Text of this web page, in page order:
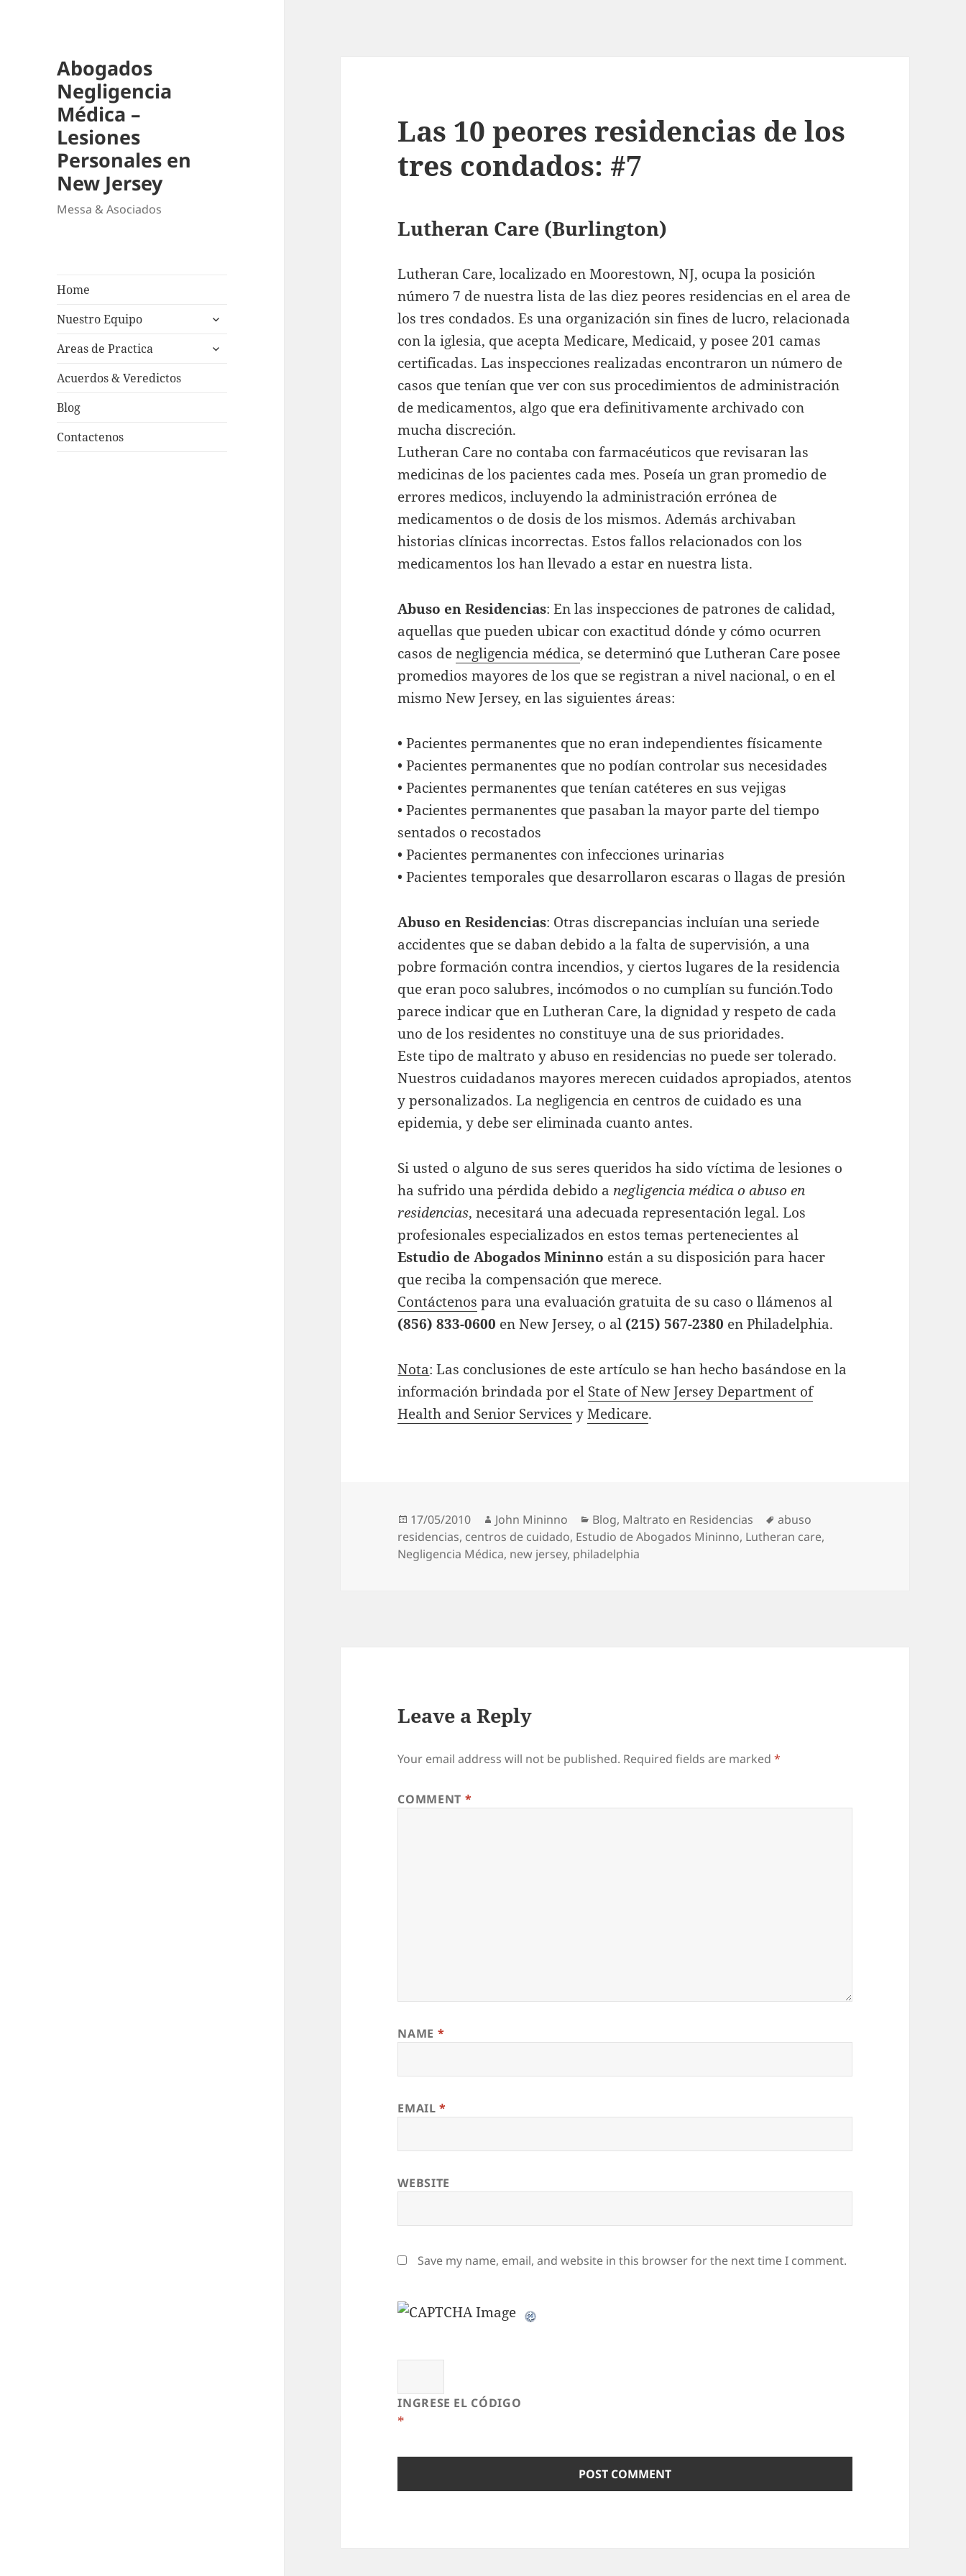
Abogados
Negligencia
Médica –
Lesiones
Personales en
New Jersey
Messa & Asociados
Home
Nuestro Equipo
expand
menu
Areas de Practica
expand
Acuerdos & Veredictos
Blog
Contactenos
Las 10 peores residencias de los
tres condados: #7
Lutheran Care (Burlington)
Lutheran Care, localizado en Moorestown, NJ, ocupa la posición
número 7 de nuestra lista de las diez peores residencias en el area de
los tres condados. Es una organización sin fines de lucro, relacionada
con la iglesia, que acepta Medicare, Medicaid, y posee 201 camas
certificadas. Las inspecciones realizadas encontraron un número de
casos que tenían que ver con sus procedimientos de administración
de medicamentos, algo que era definitivamente archivado con
mucha discreción.
Lutheran Care no contaba con farmacéuticos que revisaran las
medicinas de los pacientes cada mes. Poseía un gran promedio de
errores medicos, incluyendo la administración errónea de
medicamentos o de dosis de los mismos. Además archivaban
historias clínicas incorrectas. Estos fallos relacionados con los
medicamentos los han llevado a estar en nuestra lista.
Abuso en Residencias: En las inspecciones de patrones de calidad,
aquellas que pueden ubicar con exactitud dónde y cómo ocurren
casos denegligencia médica, se determinó que Lutheran Care posee
promedios mayores de los que se registran a nivel nacional, o en el
mismo New Jersey, en las siguientes áreas:
• Pacientes permanentes que no eran independientes físicamente
• Pacientes permanentes que no podían controlar sus necesidades
• Pacientes permanentes que tenían catéteres en sus vejigas
• Pacientes permanentes que pasaban la mayor parte del tiempo
sentados o recostados
• Pacientes permanentes con infecciones urinarias
• Pacientes temporales que desarrollaron escaras o llagas de presión
Abuso en Residencias: Otras discrepancias incluían una seriede
accidentes que se daban debido a la falta de supervisión, a una
pobre formación contra incendios, y ciertos lugares de la residencia
que eran poco salubres, incómodos o no cumplían su función.Todo
parece indicar que en Lutheran Care, la dignidad y respeto de cada
uno de los residentes no constituye una de sus prioridades.
Este tipo de maltrato y abuso en residencias no puede ser tolerado.
Nuestros cuidadanos mayores merecen cuidados apropiados, atentos
y personalizados. La negligencia en centros de cuidado es una
epidemia, y debe ser eliminada cuanto antes.
Si usted o alguno de sus seres queridos ha sido víctima de lesiones o
ha sufrido una pérdida debido a negligencia médica o abuso en
residencias, necesitará una adecuada representación legal. Los
profesionales especializados en estos temas pertenecientes al
Estudio de Abogados Mininno están a su disposición para hacer
que reciba la compensación que merece.
Contáctenos para una evaluación gratuita de su caso o llámenos al
(856) 833-0600 en New Jersey, o al (215) 567-2380 en Philadelphia.
Nota: Las conclusiones de este artículo se han hecho basándose en la
información brindada por el State of New Jersey Department of
Health and Senior Services yMedicare.
Posted
on
17/05/2010 Author
John Mininno Categories
Blog, Maltrato en Residencias Tags
abuso
residencias, centros de cuidado, Estudio de Abogados Mininno, Lutheran care,
Negligencia Médica, new jersey, philadelphia
Leave a Reply
Your email address will not be published. Required fields are marked*
COMMENT *
NAME *
EMAIL*
WEBSITE
Save my name, email, and website in this browser for the next time I comment.
INGRESE EL CÓDIGO
*